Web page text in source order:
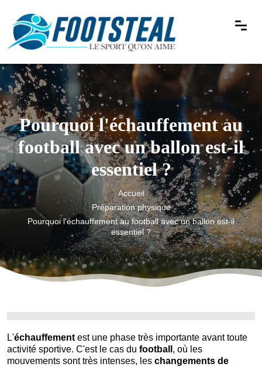
Pourquoi l'échauffement au
football avec un ballon est-il
essentiel ?
Accueil
Préparation physique
Pourquoi l'échauffement au football avec un ballon est-il
essentiel ?
L'échauffement est une phase très importante avant toute
activité sportive. C'est le cas du football , où les
mouvements sont très intenses, les changements de